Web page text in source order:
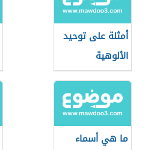
أمثلة على توحيد
الألوهية
ما هي أسماء